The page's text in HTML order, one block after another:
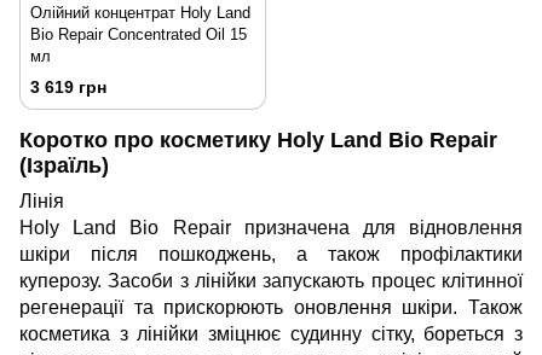
Олійний концентрат Holy Land
Bio Repair Concentrated Oil 15
мл
3 619 грн
Коротко про косметику Holy Land Bio Repair
(Ізраїль)
Лінія
Holy Land Bio Repair призначена для відновлення
шкіри після пошкоджень, а також профілактики
куперозу. Засоби з лінійки запускають процес клітинної
регенерації та прискорюють оновлення шкіри. Також
косметика з лінійки зміцнює судинну сітку, бореться з